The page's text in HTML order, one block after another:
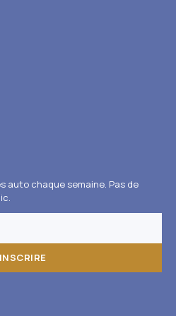
auto chaque semaine. Pas de